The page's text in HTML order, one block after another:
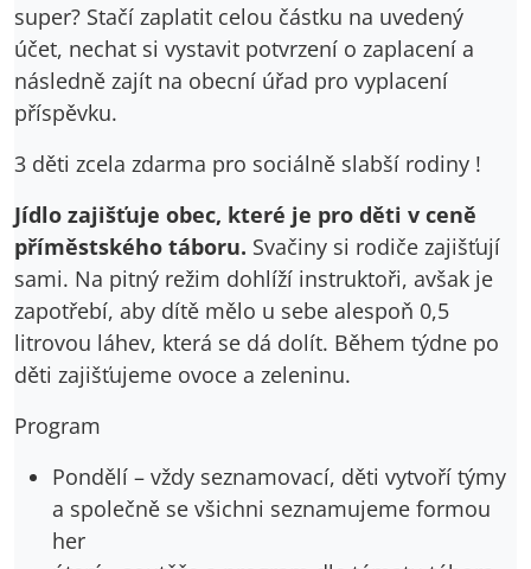
super? Stačí zaplatit celou částku na uvedený
účet, nechat si vystavit potvrzení o zaplacení a
následně zajít na obecní úřad pro vyplacení
příspěvku.
3 děti zcela zdarma pro sociálně slabší rodiny !
Jídlo zajišťuje obec, které je pro děti v ceně
příměstského táboru. Svačiny si rodiče zajišťují
sami. Na pitný režim dohlíží instruktoři, avšak je
zapotřebí, aby dítě mělo u sebe alespoň 0,5
litrovou láhev, která se dá dolít. Během týdne po
děti zajišťujeme ovoce a zeleninu.
Program
Pondělí – vždy seznamovací, děti vytvoří týmy
a společně se všichni seznamujeme formou
her